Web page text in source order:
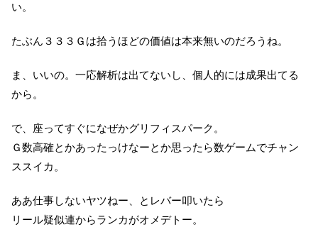
い。
たぶん３３３Ｇは拾うほどの価値は本来無いのだろうね。
ま、いいの。一応解析は出てないし、個人的には成果出てる
から。
で、座ってすぐになぜかグリフィスパーク。
Ｇ数高確とかあったっけなーとか思ったら数ゲームでチャン
ススイカ。
ああ仕事しないヤツねー、とレバー叩いたら
リール疑似連からランカがオメデトー。